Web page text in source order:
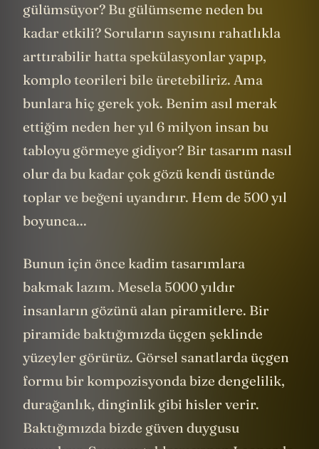
gülümsüyor? Bu gülümseme neden bu
kadar etkili? Soruların sayısını rahatlıkla
arttırabilir hatta spekülasyonlar yapıp,
komplo teorileri bile üretebiliriz. Ama
bunlara hiç gerek yok. Benim asıl merak
ettiğim neden her yıl 6 milyon insan bu
tabloyu görmeye gidiyor? Bir tasarım nasıl
olur da bu kadar çok gözü kendi üstünde
toplar ve beğeni uyandırır. Hem de 500 yıl
boyunca...
Bunun için önce kadim tasarımlara
bakmak lazım. Mesela 5000 yıldır
insanların gözünü alan piramitlere. Bir
piramide baktığımızda üçgen şeklinde
yüzeyler görürüz. Görsel sanatlarda üçgen
formu bir kompozisyonda bize dengelilik,
durağanlık, dinginlik gibi hisler verir.
Baktığımızda bizde güven duygusu